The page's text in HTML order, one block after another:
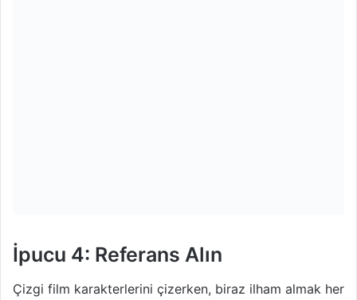
İpucu 4: Referans Alın
Çizgi film karakterlerini çizerken, biraz ilham almak her